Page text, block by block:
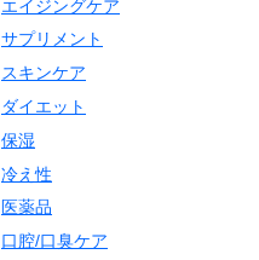
エイジングケア
サプリメント
スキンケア
ダイエット
保湿
冷え性
医薬品
口腔/口臭ケア